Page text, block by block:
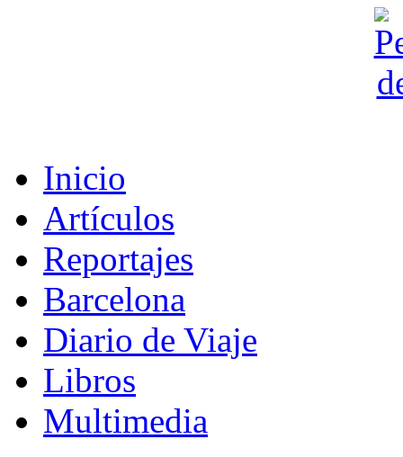
Inicio
Artículos
Reportajes
Barcelona
Diario de Viaje
Libros
Multimedia